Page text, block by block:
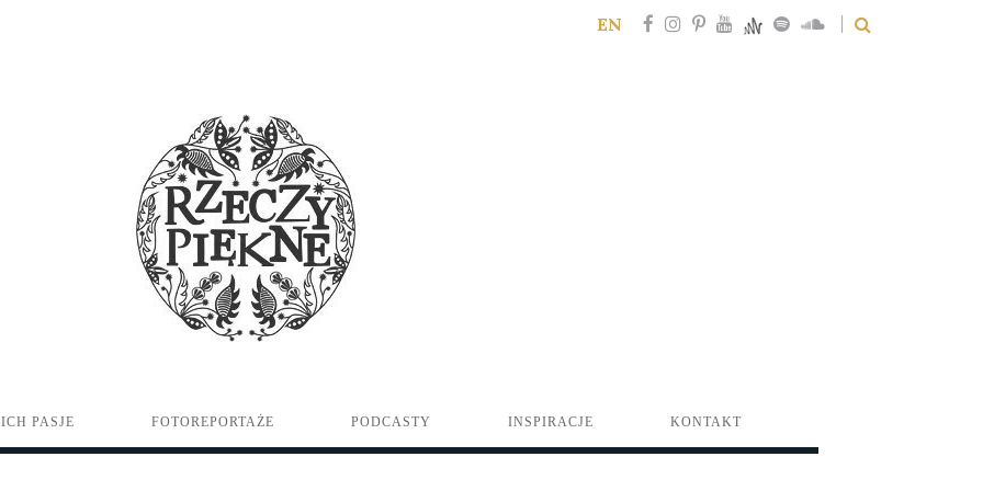
EN
PASJE FOTOREPORTAŻE PODCASTY INSPIRACJE KONTAKT